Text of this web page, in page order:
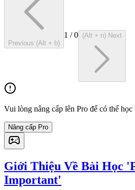
Previous (Alt + b)
1 /0 (Alt + n) Next
Vui lòng nâng cấp lên Pro để có thể học
Nâng cấp Pro
Giới Thiệu Về Bài Học
Important'